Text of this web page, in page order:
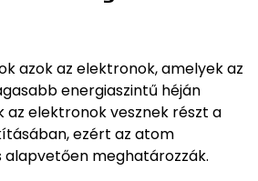
azok az elektronok, amelyek az
energiaszintű héján
az elektronok vesznek részt a
ezért az atom
alapvetően meghatározzák.